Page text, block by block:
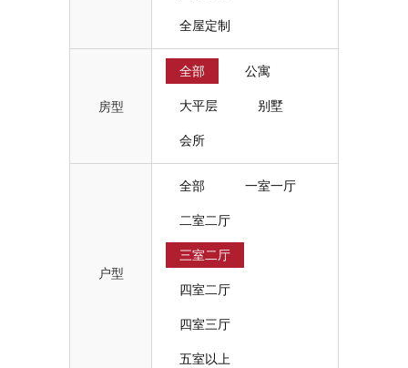
全屋定制
房型
全部 公寓
大平层 别墅
会所
户型
全部 一室一厅
二室二厅
三室二厅
四室二厅
四室三厅
五室以上